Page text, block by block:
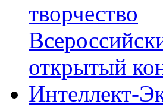
творчество
открытый
Интеллект-